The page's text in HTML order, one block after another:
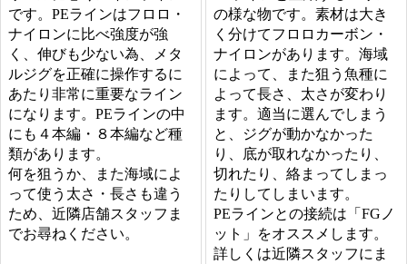
です。PEラインはフロロ・
ナイロンに比べ強度が強
く、伸びも少ない為、メタ
ルジグを正確に操作するに
あたり非常に重要なライン
になります。PEラインの中
にも４本編・８本編など種
類があります。
何を狙うか、また海域によ
って使う太さ・長さも違う
ため、近隣店舗スタッフま
でお尋ねください。
の様な物です。素材は大き
く分けてフロロカーボン・
ナイロンがあります。海域
によって、また狙う魚種に
よって長さ、太さが変わり
ます。適当に選んでしまう
と、ジグが動かなかった
り、底が取れなかったり、
切れたり、絡まってしまっ
たりしてしまいます。
PEラインとの接続は「FGノ
ット」をオススメします。
詳しくは近隣スタッフにま